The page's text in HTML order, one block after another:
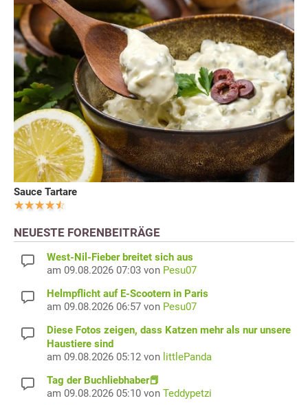
Sauce Tartare
NEUESTE FORENBEITRÄGE
West-Nil-Fieber breitet sich aus
am 09.08.2026 07:03 von Pesu07
Helmpflicht auf E-Scootern in Paris
am 09.08.2026 06:57 von Pesu07
Diese Fotos zeigen, dass Katzen mehr als nur unsere
Haustiere sind
am 09.08.2026 05:12 von littlePanda
Tag der Buchliebhaber📕
am 09.08.2026 05:10 von Teddypetzi